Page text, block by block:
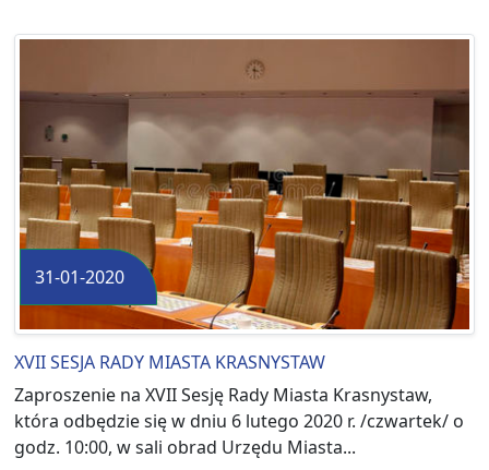
31-01-2020
XVII SESJA RADY MIASTA KRASNYSTAW
Zaproszenie na XVII Sesję Rady Miasta Krasnystaw,
która odbędzie się w dniu 6 lutego 2020 r. /czwartek/ o
godz. 10:00, w sali obrad Urzędu Miasta...